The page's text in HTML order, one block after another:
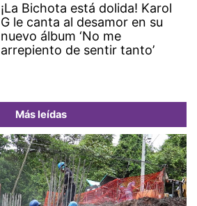
¡La Bichota está dolida! Karol
G le canta al desamor en su
nuevo álbum ‘No me
arrepiento de sentir tanto’
Más leídas